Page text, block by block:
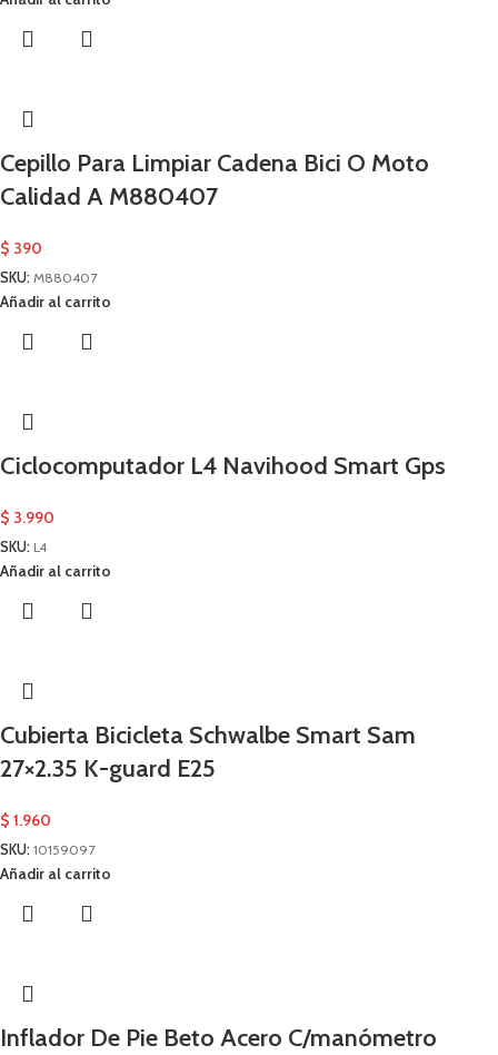
Cepillo Para Limpiar Cadena Bici O Moto
Calidad A M880407
$ 390
SKU: M880407
Añadir al carrito
Ciclocomputador L4 Navihood Smart Gps
$ 3.990
SKU: L4
Añadir al carrito
Cubierta Bicicleta Schwalbe Smart Sam
27×2.35 K-guard E25
$ 1.960
SKU: 10159097
Añadir al carrito
Inflador De Pie Beto Acero C/manómetro